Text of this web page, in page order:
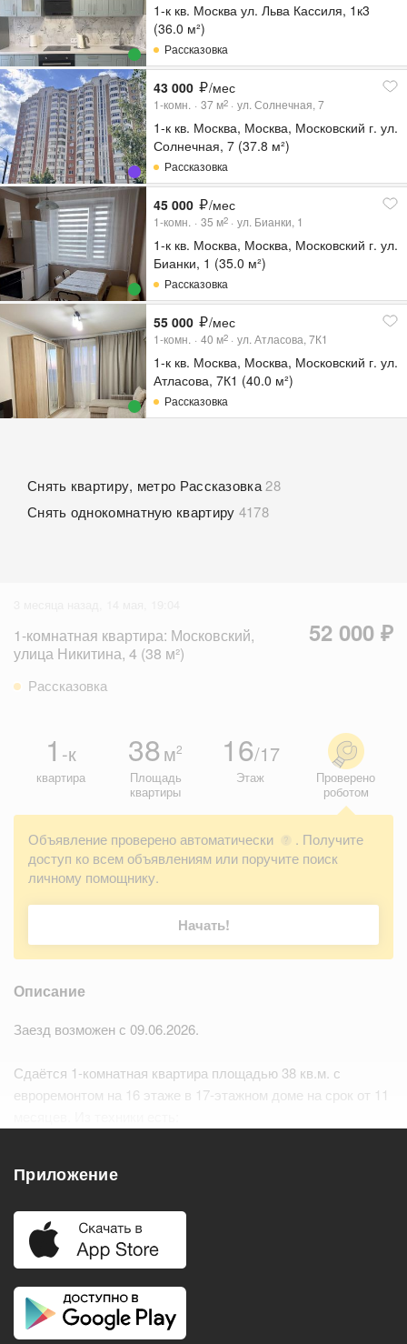
1-к кв. Москва ул. Льва Кассиля, 1к3
(36.0 м²)
Рассказовка
43 000 /мес
1-комн. 37 м2 ул. Солнечная, 7
1-к кв. Москва, Москва, Московский г. ул.
Солнечная, 7 (37.8 м²)
Рассказовка
45 000 /мес
1-комн. 35 м2 ул. Бианки, 1
1-к кв. Москва, Москва, Московский г. ул.
Бианки, 1 (35.0 м²)
Рассказовка
55 000 /мес
1-комн. 40 м2 ул. Атласова, 7К1
1-к кв. Москва, Москва, Московский г. ул.
Атласова, 7К1 (40.0 м²)
Рассказовка
Снять квартиру, метро Рассказовка 28
Снять однокомнатную квартиру 4178
1-комнатная квартира: Московский,
улица Никитина, 4 (38 м²)
52 000 ₽
Рассказовка
1 -к
квартира
38м2
Площадь
квартиры
16/17
Этаж
Проверено
роботом
Объявление проверено автоматически ?
. Получите
доступ ко всем объявлениям или поручите поиск
личному помощнику.
Начать!
Описание
Заезд возможен с 09.06.2026.
Сдаётся 1-комнатная квартира площадью 38 кв.м. с
евроремонтом на 16 этаже в 17-этажном доме на срок от 11
Удобства
Балкон
Холодильник
Телевизор
Кондиционер
Приложение